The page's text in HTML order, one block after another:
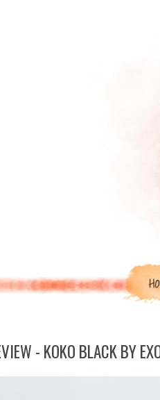
- KOKO BLACK BY